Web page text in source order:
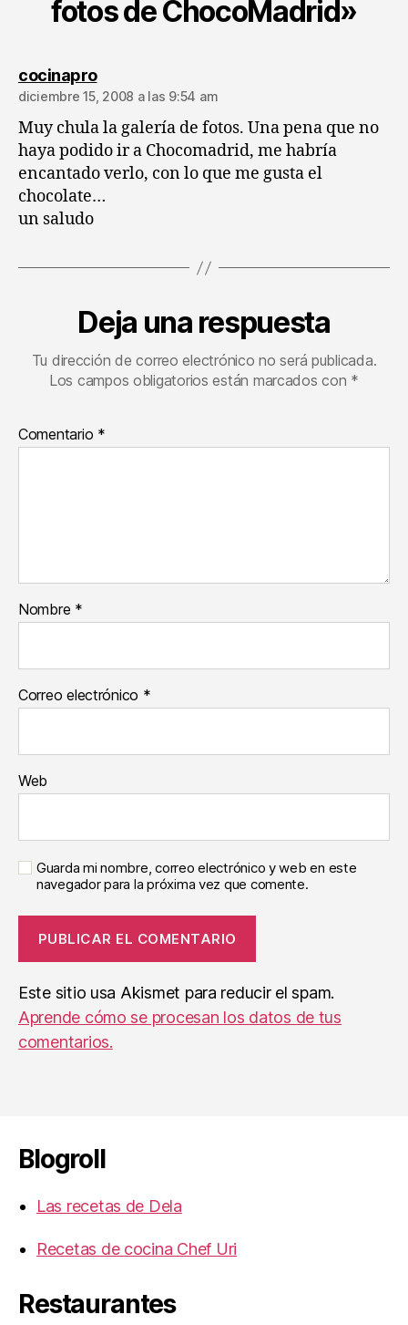
fotos de ChocoMadrid»
cocinaprodice:
diciembre 15, 2008 a las 9:54 am
Muy chula la galería de fotos. Una pena que no
haya podido ir a Chocomadrid, me habría
encantado verlo, con lo que me gusta el
chocolate…
un saludo
Deja una respuesta
Tu dirección de correo electrónico no será publicada.
Los campos obligatorios están marcados con *
Comentario *
Nombre *
Correo electrónico *
Web
Guarda mi nombre, correo electrónico y web en este
navegador para la próxima vez que comente.
Este sitio usa Akismet para reducir el spam.
Aprende cómo se procesan los datos de tus
comentarios.
Blogroll
Las recetas de Dela
Recetas de cocina Chef Uri
Restaurantes